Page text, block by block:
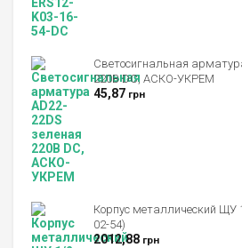
Светосигнальная
220В DC, АСКО-УКРЕМ
45,87 грн
Корпус металлический ЩУ
02-54)
2012,88 грн